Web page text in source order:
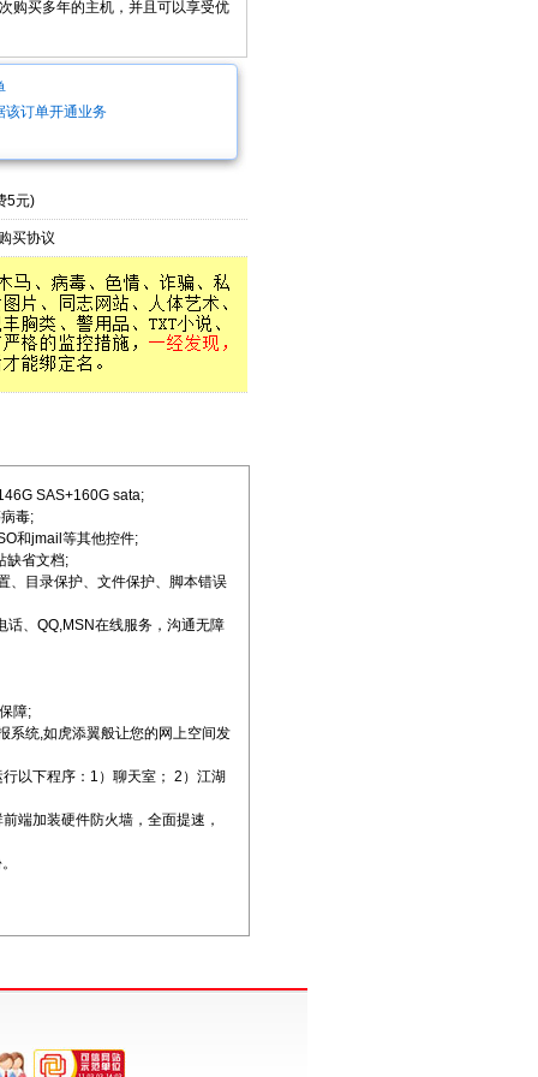
购买多年的主机，并且可以享受优
该订单开通业务
5元)
买协议
SAS+160G sata;
毒;
和jmail等其他控件;
缺省文档;
、目录保护、文件保护、脚本错误
话、QQ,MSN在线服务，沟通无障
障;
系统,如虎添翼般让您的网上空间发
以下程序：1）聊天室； 2）江湖
端加装硬件防火墙，全面提速，